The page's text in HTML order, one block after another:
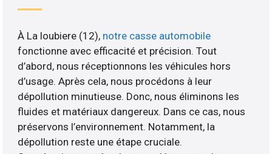
À La loubiere (12), notre casse automobile
fonctionne avec efficacité et précision. Tout
d’abord, nous réceptionnons les véhicules hors
d’usage. Après cela, nous procédons à leur
dépollution minutieuse. Donc, nous éliminons les
fluides et matériaux dangereux. Dans ce cas, nous
préservons l’environnement. Notamment, la
dépollution reste une étape cruciale.